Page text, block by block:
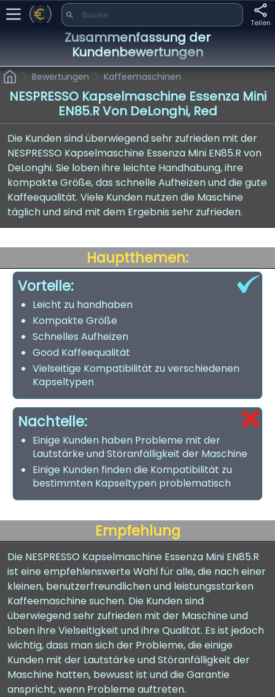
Teilen
Zusammenfassung der
Kundenbewertungen
Bewertungen Kaffeemaschinen
NESPRESSO Kapselmaschine Essenza Mini
EN85.R Von DeLonghi, Red
Die Kunden sind überwiegend sehr zufrieden mit der
NESPRESSO Kapselmaschine Essenza Mini EN85.R von
DeLonghi. Sie loben ihre leichte Handhabung, ihre
kompakte Größe, das schnelle Aufheizen und die gute
Kaffeequalität. Viele Kunden nutzen die Maschine
täglich und sind mit dem Ergebnis sehr zufrieden.
Hauptthemen:
Vorteile:
Leicht zu handhaben
Kompakte Größe
Schnelles Aufheizen
Good Kaffeequalität
Vielseitige Kompatibilität zu verschiedenen
Kapseltypen
Nachteile:
Einige Kunden haben Probleme mit der
Lautstärke und Störanfälligkeit der Maschine
Einige Kunden finden die Kompatibilität zu
bestimmten Kapseltypen problematisch
Empfehlung
Die NESPRESSO Kapselmaschine Essenza Mini EN85.R
ist eine empfehlenswerte Wahl für alle, die nach einer
kleinen, benutzerfreundlichen und leistungsstarken
Kaffeemaschine suchen. Die Kunden sind
überwiegend sehr zufrieden mit der Maschine und
loben ihre Vielseitigkeit und ihre Qualität. Es ist jedoch
wichtig, dass man sich der Probleme, die einige
Kunden mit der Lautstärke und Störanfälligkeit der
Maschine hatten, bewusst ist und die Garantie
anspricht, wenn Probleme auftreten.